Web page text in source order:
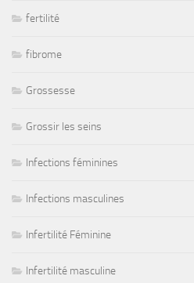
fertilité
fibrome
Grossesse
Grossir les seins
Infections féminines
Infections masculines
Infertilité Féminine
Infertilité masculine